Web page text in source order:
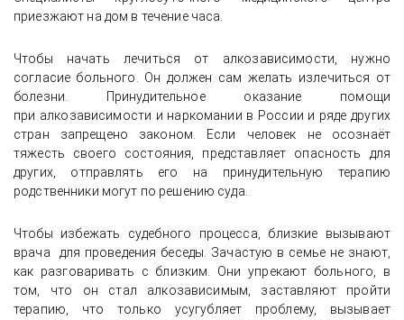
приезжают на дом в течение часа.
Чтобы начать лечиться от алкозависимости, нужно
согласие больного. Он должен сам желать излечиться от
болезни. Принудительное оказание помощи
при алкозависимости и наркомании в России и ряде других
стран запрещено законом. Если человек не осознаёт
тяжесть своего состояния, представляет опасность для
других, отправлять его на принудительную терапию
родственники могут по решению суда.
Чтобы избежать судебного процесса, близкие вызывают
врача для проведения беседы. Зачастую в семье не знают,
как разговаривать с близким. Они упрекают больного, в
том, что он стал алкозависимым, заставляют пройти
терапию, что только усугубляет проблему, вызывает